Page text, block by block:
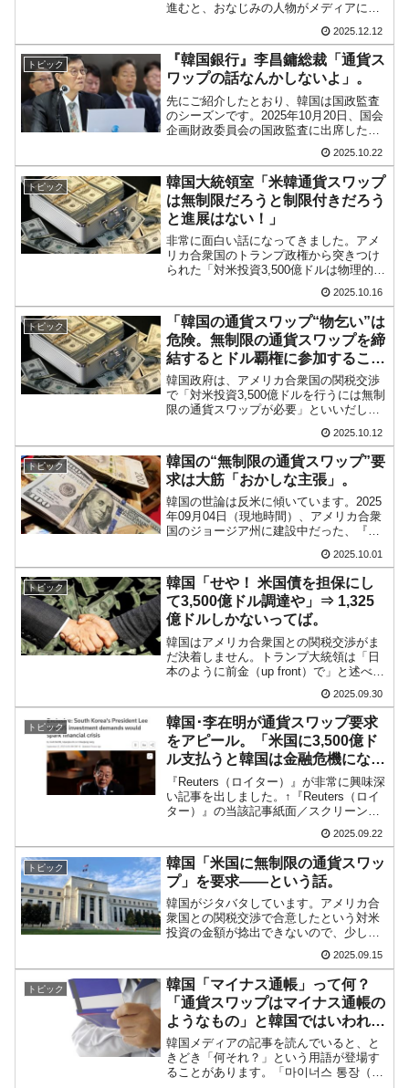
進むと、おなじみの人物がメディアに登
ジョン教授です。この方は何かというと
メディアに登場しては「通貨スワップが
要る」と連呼する人で、「...
2025.12.12
トピック
『韓国銀行』李昌鏞総裁「通貨ス
ワップの話なんかしないよ」。
先にご紹介したとおり、韓国は国政監査
のシーズンです。2025年10月20日、国会
企画財政委員会の国政監査に出席した
ン）総裁は、韓国政府とメディアの期待
を木っ端微塵に砕きました。結論からい
えば「通貨スワップの...
2025.10.22
トピック
韓国大統領室「米韓通貨スワップ
は無制限だろうと制限付きだろう
と進展はない！」
非常に面白い話になってきました。アメ
リカ合衆国のトランプ政権から突きつけ
られた「対米投資3,500億ドルは物理的に
無制限の通貨スワップが必要」――と韓
国政府が居直っている件の続きです。
2025年10月16...
2025.10.16
トピック
「韓国の通貨スワップ“物乞い”は
危険。無制限の通貨スワップを締
結するとドル覇権に参加すること
になる」⇒ 反米意識が強すぎる
妄想
韓国政府は、アメリカ合衆国の関税交渉
で「対米投資3,500億ドルを行うには無制
限の通貨スワップが必要」といいだして
ワップを要求する交渉を行っている」と
しています。連銀が『韓国銀行』とのド
ル流動性スワップを...
2025.10.12
トピック
韓国の“無制限の通貨スワップ”要
求は大筋「おかしな主張」。
韓国の世論は反米に傾いています。2025
年09月04日（現地時間）、アメリカ合衆
国のジョージア州に建設中だった、『現
ョン』の合弁会社の工場が、合衆国当局
による急襲を受けました。ビザなしのく
せに訪米して仕...
2025.10.01
トピック
韓国「せや！ 米国債を担保にし
て3,500億ドル調達や」⇒ 1,325
億ドルしかないってば。
韓国はアメリカ合衆国との関税交渉がま
だ決着しません。トランプ大統領は「日
本のように前金（up front）で」と述べた
そも3,500億ドルも現金で出すのは無理だ
ってば――なのです。先にご紹介したと
おり、韓...
2025.09.30
トピック
韓国･李在明が通貨スワップ要求
をアピール。「米国に3,500億ド
ル支払うと韓国は金融危機にな
る」発言
『Reuters（ロイター）』が非常に興味深
い記事を出しました。↑『Reuters（ロイ
ター）』の当該記事紙面／スクリーンシ
た李在明（イ・ジェミョン）さんのイン
タビュー記事です。対米関税交渉につ
い...
2025.09.22
トピック
韓国「米国に無制限の通貨スワッ
プ」を要求――という話。
韓国がジタバタしています。アメリカ合
衆国との関税交渉で合意したという対米
投資の金額が捻出できないので、少しで
も良き条件をむしり取るため――です。
韓国メディア『毎日経済』が面白い記事
を出しました。「【独占】韓国、アメリ
カに無制限通貨スワップを...
2025.09.15
トピック
韓国「マイナス通帳」って何？
「通貨スワップはマイナス通帳の
ようなもの」と韓国ではいわれる
が……
韓国メディアの記事を読んでいると、と
きどき「何それ？」という用語が登場す
ることがあります。「마이너스 통장（マ